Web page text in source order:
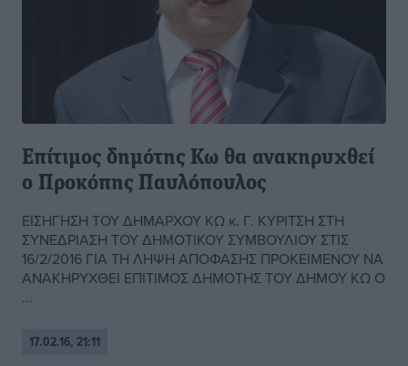
Επίτιμος δημότης Κω θα ανακηρυχθεί
ο Προκόπης Παυλόπουλος
ΕΙΣΗΓΗΣΗ ΤΟΥ ΔΗΜΑΡΧΟΥ ΚΩ κ. Γ. ΚΥΡΙΤΣΗ ΣΤΗ
ΣΥΝΕΔΡΙΑΣΗ ΤΟΥ ΔΗΜΟΤΙΚΟΥ ΣΥΜΒΟΥΛΙΟΥ ΣΤΙΣ
16/2/2016 ΓΙΑ ΤΗ ΛΗΨΗ ΑΠΟΦΑΣΗΣ ΠΡΟΚΕΙΜΕΝΟΥ ΝΑ
ΑΝΑΚΗΡΥΧΘΕΙ ΕΠΙΤΙΜΟΣ ΔΗΜΟΤΗΣ ΤΟΥ ΔΗΜΟΥ ΚΩ Ο
...
17.02.16, 21:11